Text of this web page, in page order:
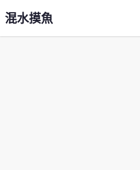
混水摸魚